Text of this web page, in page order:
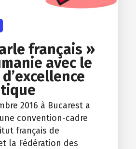
français »
avec le
2016 à Bucarest a
convention-cadre
français de
la Fédération des